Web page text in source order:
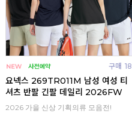
구매 18
요넥스 269TR011M 남성 여성 티
셔츠 반팔 긴팔 데일리 2026FW
2026 가을 신상 기획의류 모음전!